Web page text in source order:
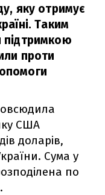
яку отримує
Таким
підтримкою
проти
США
доларів,
Сума у
по